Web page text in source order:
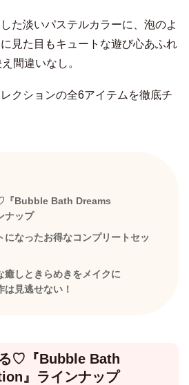
た淡いパステルカラーに、泡のよ
見た目もキュートな遊び心あふれ
間違いなし。
クションの全6アイテムを徹底チ
『Bubble Bath Dreams
ナップ
になったお得なコンプリートセッ
癒しときらめきをメイクに
見逃せない！
♡『Bubble Bath
』ラインナップ